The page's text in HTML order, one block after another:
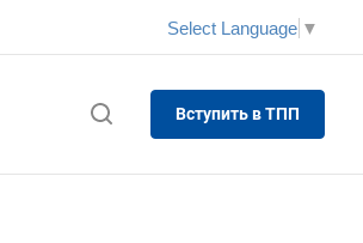
Select Language ▼
Вступить в ТПП